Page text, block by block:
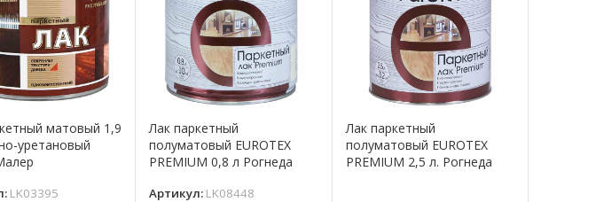
матовый 1,9
уретановый
LK03395
Лак паркетный
полуматовый EUROTEX
PREMIUM 0,8 л Рогнеда
Артикул: LK08448
Лак паркетный
полуматовый EUROTEX
PREMIUM 2,5 л. Рогнеда